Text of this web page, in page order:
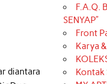
diantara
F.A.Q.
SENYAP”
Front
Karya
Kontak